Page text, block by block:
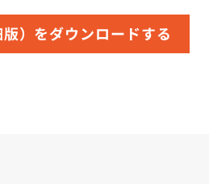
）をダウンロードする